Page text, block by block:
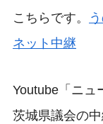
こちらです。
ネット中継
Youtube「ニュ
茨城県議会の